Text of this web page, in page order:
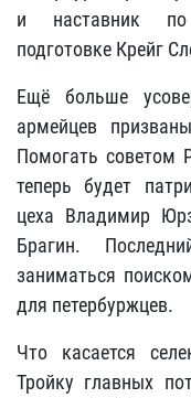
и наставник по
подготовке Крейг
Ещё больше
армейцев
Помогать советом
теперь будет
цеха Владимир
Брагин.
заниматься
для петербуржцев.
Что касается
Тройку главных